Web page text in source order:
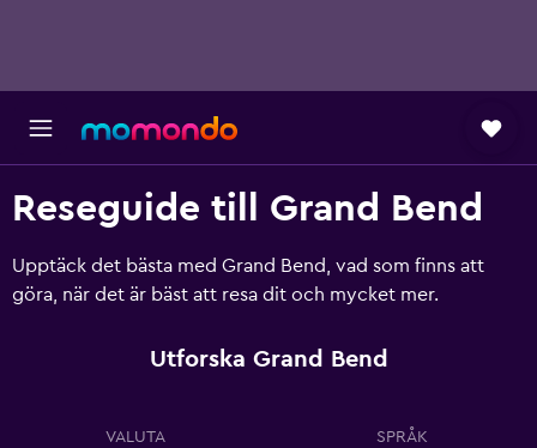
Reseguide till Grand Bend
Upptäck det bästa med Grand Bend, vad som finns att
göra, när det är bäst att resa dit och mycket mer.
Utforska Grand Bend
VALUTA SPRÅK